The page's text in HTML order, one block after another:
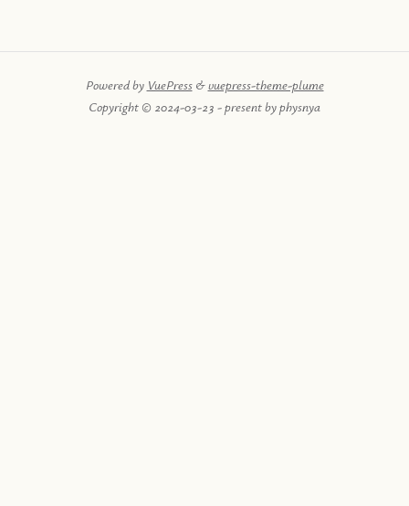
Powered by VuePress&vuepress-theme-plume
Copyright © 2024-03-23 - present by physnya